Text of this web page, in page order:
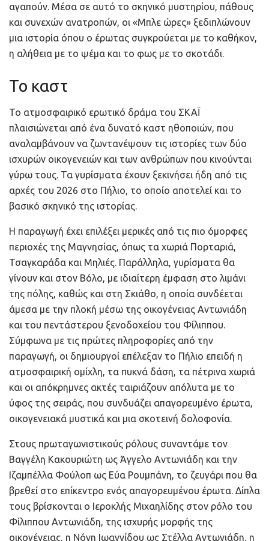
αγαπούν. Μέσα σε αυτό το σκηνικό μυστηρίου, πάθους
και συνεχών ανατροπών, οι «Μπλε ώρες» ξεδιπλώνουν
μια ιστορία όπου ο έρωτας συγκρούεται με το καθήκον,
η αλήθεια με το ψέμα και το φως με το σκοτάδι.
Το καστ
Το ατμοσφαιρικό ερωτικό δράμα του ΣΚΑΪ
πλαισιώνεται από ένα δυνατό καστ ηθοποιών, που
αναλαμβάνουν να ζωντανέψουν τις ιστορίες των δύο
ισχυρών οικογενειών και των ανθρώπων που κινούνται
γύρω τους. Τα γυρίσματα έχουν ξεκινήσει ήδη από τις
αρχές του 2026 στο Πήλιο, το οποίο αποτελεί και το
βασικό σκηνικό της ιστορίας.
Η παραγωγή έχει επιλέξει μερικές από τις πιο όμορφες
περιοχές της Μαγνησίας, όπως τα χωριά Πορταριά,
Τσαγκαράδα και Μηλιές. Παράλληλα, γυρίσματα θα
γίνουν και στον Βόλο, με ιδιαίτερη έμφαση στο λιμάνι
της πόλης, καθώς και στη Σκιάθο, η οποία συνδέεται
άμεσα με την πλοκή μέσω της οικογένειας Αντωνιάδη
και του πεντάστερου ξενοδοχείου του Φίλιππου.
Σύμφωνα με τις πρώτες πληροφορίες από την
παραγωγή, οι δημιουργοί επέλεξαν το Πήλιο επειδή η
ατμοσφαιρική ομίχλη, τα πυκνά δάση, τα πέτρινα χωριά
και οι απόκρημνες ακτές ταιριάζουν απόλυτα με το
ύφος της σειράς, που συνδυάζει απαγορευμένο έρωτα,
οικογενειακά μυστικά και μια σκοτεινή δολοφονία.
Στους πρωταγωνιστικούς ρόλους συναντάμε τον
Βαγγέλη Κακουριώτη ως Άγγελο Αντωνιάδη και την
Ιζαμπέλλα Φούλοπ ως Εύα Ρουμπάνη, το ζευγάρι που θα
βρεθεί στο επίκεντρο ενός απαγορευμένου έρωτα. Δίπλα
τους βρίσκονται ο Ιεροκλής Μιχαηλίδης στον ρόλο του
Φίλιππου Αντωνιάδη, της ισχυρής μορφής της
οικογένειας, η Νόνη Ιωαννίδου ως Στέλλα Αντωνιάδη, η